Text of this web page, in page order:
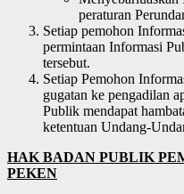
peraturan
Setiap pemohon
permintaan Informasi
tersebut.
Setiap Pemohon
gugatan ke pengadilan
Publik mendapat
ketentuan Undang-
HAK BADAN PUBLIK
PEKEN